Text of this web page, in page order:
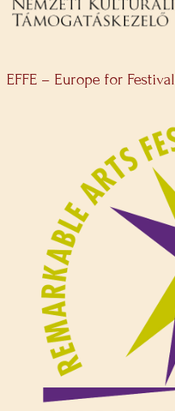
EFFE – Europe for